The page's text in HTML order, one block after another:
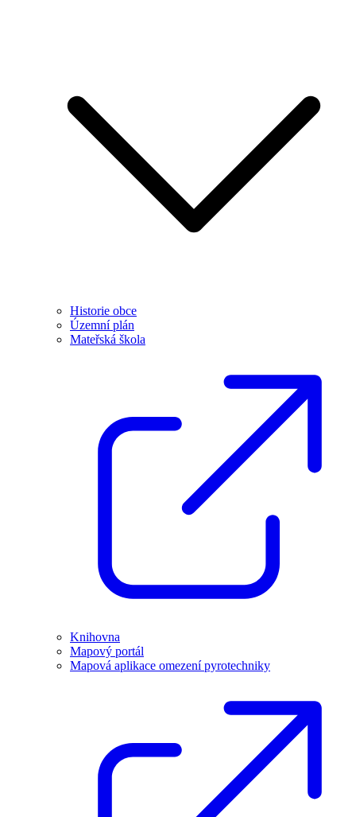
Historie obce
Územní plán
Mateřská škola
Knihovna
Mapový portál
Mapová aplikace omezení pyrotechniky